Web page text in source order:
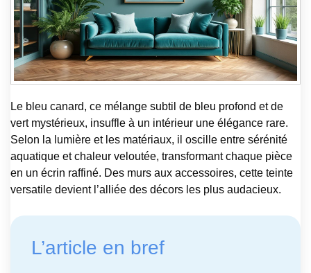
Le bleu canard, ce mélange subtil de bleu profond et de
vert mystérieux, insuffle à un intérieur une élégance rare.
Selon la lumière et les matériaux, il oscille entre sérénité
aquatique et chaleur veloutée, transformant chaque pièce
en un écrin raffiné. Des murs aux accessoires, cette teinte
versatile devient l’alliée des décors les plus audacieux.
L’article en bref